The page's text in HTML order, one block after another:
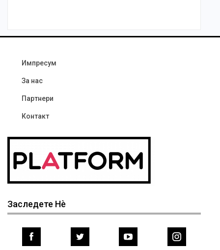
Импресум
За нас
Партнери
Контакт
Заследете Нѐ